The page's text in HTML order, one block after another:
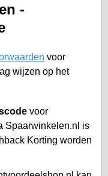
-
voor
wijzen op het
voor
Spaarwinkelen.nl is
Korting worden